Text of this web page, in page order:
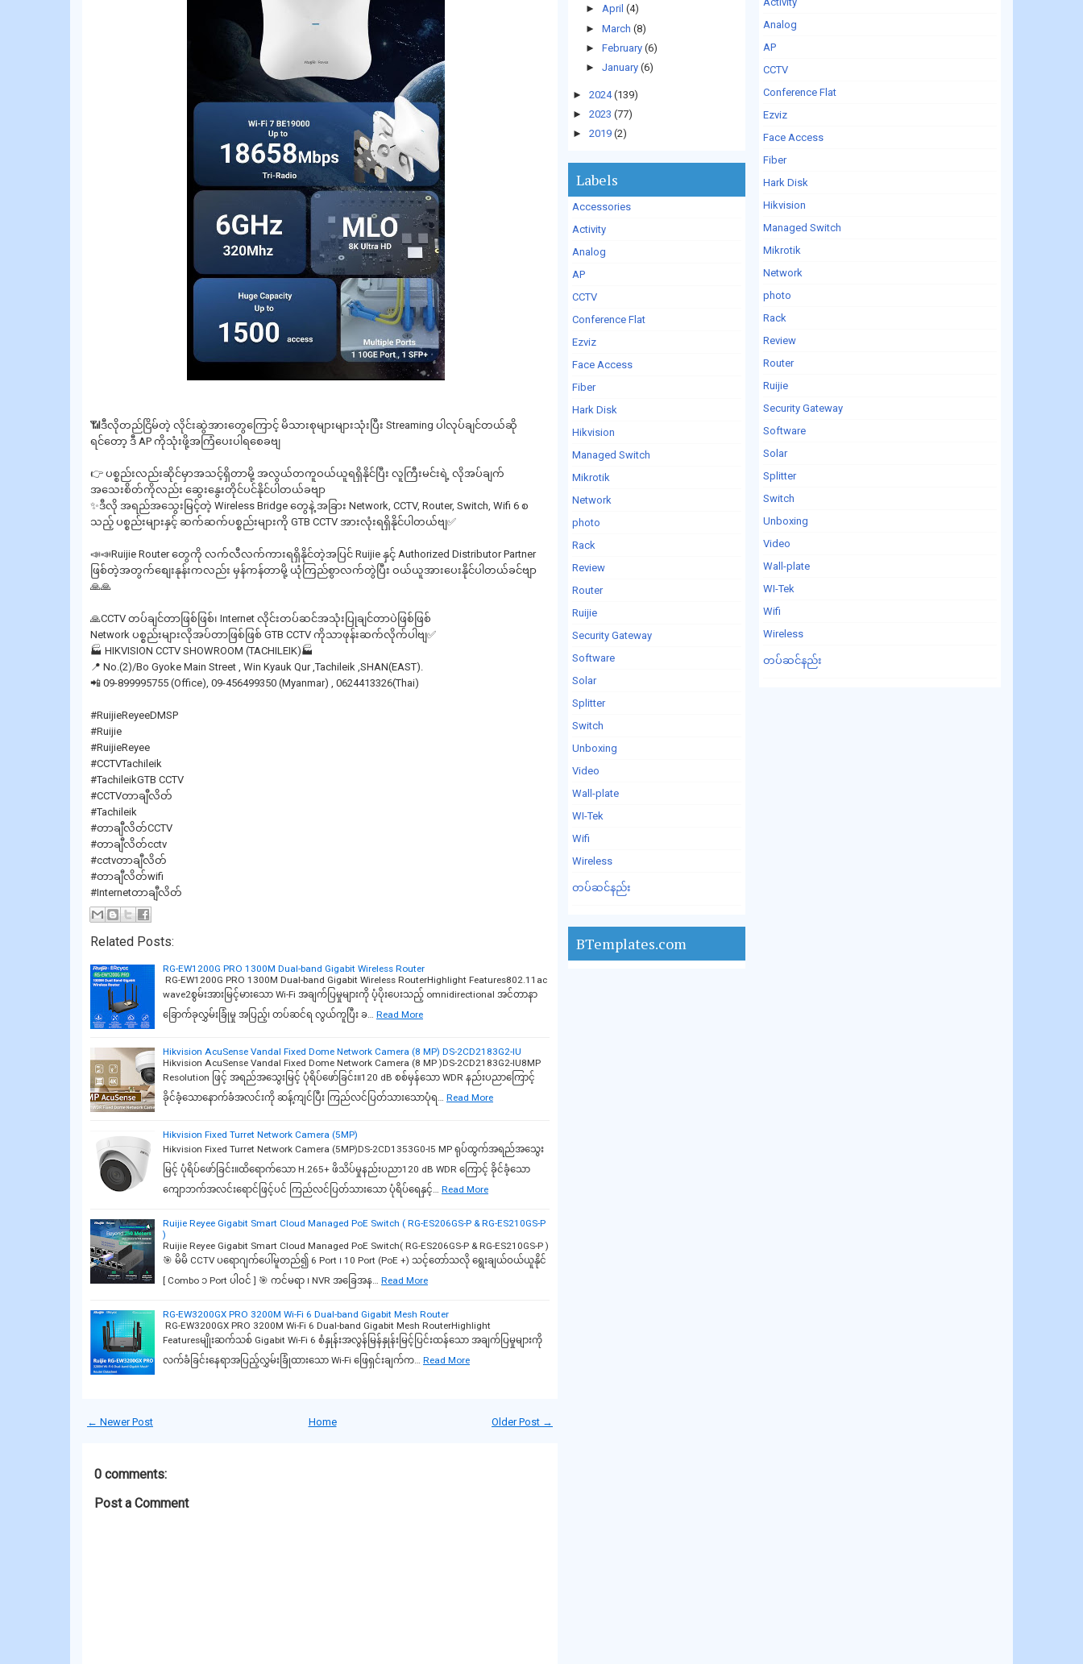
📶ဒီလိုတည်ငြိမ်တဲ့ လိုင်းဆွဲအားတွေကြောင့် မိသားစုများများသုံးပြီး Streaming ပါလုပ်ချင်တယ်ဆို
ရင်‌တော့ ဒီ AP ကိုသုံးဖို့အကြံပေးပါရ‌စေခဗျ
👉 ပစ္စည်းလည်းဆိုင်မှာအသင့်ရှိတာမို့ အလွယ်တကူဝယ်ယူရရှိနိုင်ပြီး လူကြီးမင်းရဲ့ လိုအပ်ချက်
အသေးစိတ်ကိုလည်း ဆွေးနွေးတိုင်ပင်နိုင်ပါတယ်ခဗျာ
✨ဒီလို အရည်အသွေးမြင့်တဲ့ Wireless Bridge တွေနဲ့ အခြား Network, CCTV, Router, Switch, Wifi 6 စ
သည့် ပစ္စည်းများနှင့် ဆက်ဆက်ပစ္စည်းများကို GTB CCTV အားလုံးရရှိနိုင်ပါတယ်ဗျ✅
📣📣Ruijie Router တွေကို လက်လီလက်ကားရရှိနိုင်တဲ့အပြင် Ruijie နှင့် Authorized Distributor Partner
ဖြစ်တဲ့အတွက်စျေးနုန်းကလည်း မှန်ကန်တာမို့ ယုံကြည်စွာလက်တွဲပြီး ဝယ်ယူအားပေးနိုင်ပါတယ်ခင်ဗျာ
🙏🙏
🙏CCTV တပ်ချင်တာဖြစ်ဖြစ်၊ Internet လိုင်းတပ်ဆင်အသုံးပြုချင်တာပဲဖြစ်ဖြစ်
Network ပစ္စည်းများလိုအပ်တာဖြစ်ဖြစ် GTB CCTV ကိုသာဖုန်းဆက်လိုက်ပါဗျ✅
🏭 HIKVISION CCTV SHOWROOM (TACHILEIK)🏭
📍 No.(2)/Bo Gyoke Main Street , Win Kyauk Qur ,Tachileik ,SHAN(EAST).
📲 09-899995755 (Office), 09-456499350 (Myanmar) , 0624413326(Thai)
#RuijieReyeeDMSP
#Ruijie
#RuijieReyee
#CCTVTachileik
#TachileikGTB CCTV
#CCTVတာချီလိတ်
#Tachileik
#တာချီလိတ်CCTV
#တာချီလိတ်cctv
#cctvတာချီလိတ်
#တာချီလိတ်wifi
#Internetတာချီလိတ်
Related Posts:
RG-EW1200G PRO 1300M Dual-band Gigabit Wireless Router
RG-EW1200G PRO 1300M Dual-band Gigabit Wireless RouterHighlight Features802.11ac
wave2စွမ်းအားမြင့်မားသော Wi-Fi အချက်ပြမှုများကို ပံ့ပိုးပေးသည့် omnidirectional အင်တာနာ
ခြောက်ခုလွှမ်းခြုံမှု အပြည့်၊ တပ်ဆင်ရ လွယ်ကူပြီး ခ…
Read More
Hikvision AcuSense Vandal Fixed Dome Network Camera (8 MP) DS-2CD2183G2-IU
Hikvision AcuSense Vandal Fixed Dome Network Camera (8 MP )DS-2CD2183G2-IU8MP
Resolution ဖြင့် အရည်အသွေးမြင့် ပုံရိပ်ဖော်ခြင်း။120 dB စစ်မှန်သော WDR နည်းပညာကြောင့်
ခိုင်ခံ့သောနောက်ခံအလင်းကို ဆန့်ကျင်ပြီး ကြည်လင်ပြတ်သားသောပုံရ…
Read More
Hikvision Fixed Turret Network Camera (5MP)
Hikvision Fixed Turret Network Camera (5MP)DS-2CD1353G0-I5 MP ရုပ်ထွက်အရည်အသွေး
မြင့် ပုံရိပ်ဖော်ခြင်း။ထိရောက်သော H.265+ ဖိသိပ်မှုနည်းပညာ120 dB WDR ကြောင့် ခိုင်ခံ့သော
ကျောဘက်အလင်းရောင်ဖြင့်ပင် ကြည်လင်ပြတ်သားသော ပုံရိပ်ရေနှင့်…
Read More
Ruijie Reyee Gigabit Smart Cloud Managed PoE Switch ( RG-ES206GS-P & RG-ES210GS-P
)
Ruijie Reyee Gigabit Smart Cloud Managed PoE Switch( RG-ES206GS-P & RG-ES210GS-P )
🎯 မိမိ CCTV ပရောဂျက်ပေါ်မူတည်၍ 6 Port ၊ 10 Port (PoE +) သင့်တော်သလို ရွေးချယ်ဝယ်ယူနိုင်
[ Combo ၁ Port ပါဝင် ] 🎯 ကင်မရာ ၊ NVR အခြေအန…
Read More
RG-EW3200GX PRO 3200M Wi-Fi 6 Dual-band Gigabit Mesh Router
RG-EW3200GX PRO 3200M Wi-Fi 6 Dual-band Gigabit Mesh RouterHighlight
Featuresမျိုးဆက်သစ် Gigabit Wi-Fi 6 စံနှုန်းအလွန်မြန်နှုန်းမြင့်ပြင်းထန်သော အချက်ပြမှုများကို
လက်ခံခြင်းနေရာအပြည့်လွှမ်းခြုံထားသော Wi-Fi ဖြေရှင်းချက်က…
Read More
← Newer Post Older Post →
Home
0 comments:
Post a Comment
► April (4)
► March (8)
► February (6)
► January (6)
► 2024 (139)
► 2023 (77)
► 2019 (2)
Labels
Accessories
Activity
Analog
AP
CCTV
Conference Flat
Ezviz
Face Access
Fiber
Hark Disk
Hikvision
Managed Switch
Mikrotik
Network
photo
Rack
Review
Router
Ruijie
Security Gateway
Software
Solar
Splitter
Switch
Unboxing
Video
Wall-plate
WI-Tek
Wifi
Wireless
တပ်ဆင်နည်း
BTemplates.com
Analog
AP
CCTV
Conference Flat
Ezviz
Face Access
Fiber
Hark Disk
Hikvision
Managed Switch
Mikrotik
Network
photo
Rack
Review
Router
Ruijie
Security Gateway
Software
Solar
Splitter
Switch
Unboxing
Video
Wall-plate
WI-Tek
Wifi
Wireless
တပ်ဆင်နည်း